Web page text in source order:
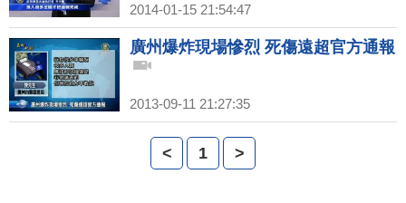
2014-01-15 21:54:47
廣州爆炸現場慘烈 死傷遠超官方通報
2013-09-11 21:27:35
< 1 >